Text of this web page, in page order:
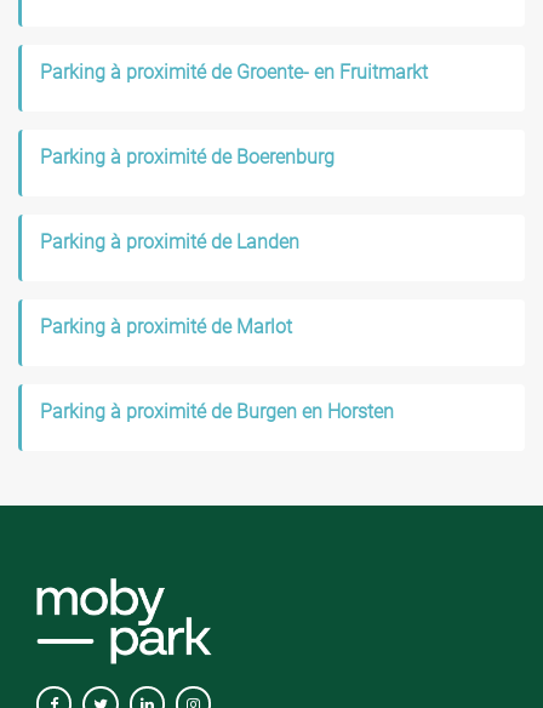
Parking à proximité de Groente- en Fruitmarkt
Parking à proximité de Boerenburg
Parking à proximité de Landen
Parking à proximité de Marlot
Parking à proximité de Burgen en Horsten